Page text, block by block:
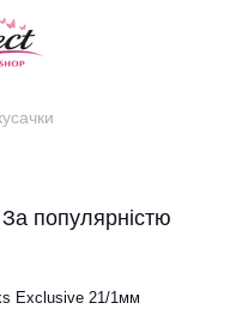
За популярністю
Exclusive 21/1мм